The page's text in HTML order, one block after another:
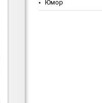
Юмор